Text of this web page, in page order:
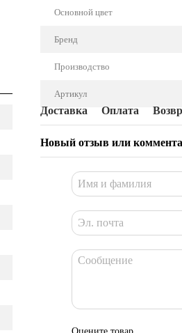
Основной цвет
Бренд
Производство
Артикул
Доставка Оплата
Новый отзыв или